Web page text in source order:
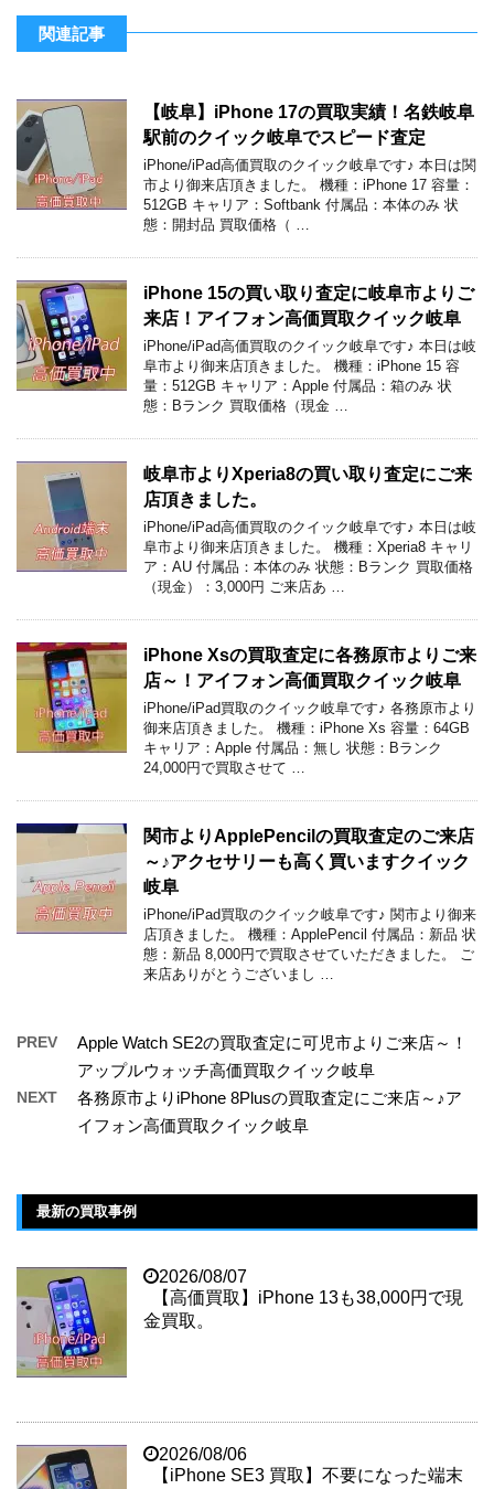
関連記事
【岐阜】iPhone 17の買取実績！名鉄岐阜
駅前のクイック岐阜でスピード査定
iPhone/iPad高価買取のクイック岐阜です♪ 本日は関
市より御来店頂きました。 機種：iPhone 17 容量：
512GB キャリア：Softbank 付属品：本体のみ 状
態：開封品 買取価格（ …
iPhone 15の買い取り査定に岐阜市よりご
来店！アイフォン高価買取クイック岐阜
iPhone/iPad高価買取のクイック岐阜です♪ 本日は岐
阜市より御来店頂きました。 機種：iPhone 15 容
量：512GB キャリア：Apple 付属品：箱のみ 状
態：Bランク 買取価格（現金 …
岐阜市よりXperia8の買い取り査定にご来
店頂きました。
iPhone/iPad高価買取のクイック岐阜です♪ 本日は岐
阜市より御来店頂きました。 機種：Xperia8 キャリ
ア：AU 付属品：本体のみ 状態：Bランク 買取価格
（現金）：3,000円 ご来店あ …
iPhone Xsの買取査定に各務原市よりご来
店～！アイフォン高価買取クイック岐阜
iPhone/iPad買取のクイック岐阜です♪ 各務原市より
御来店頂きました。 機種：iPhone Xs 容量：64GB
キャリア：Apple 付属品：無し 状態：Bランク
24,000円で買取させて …
関市よりApplePencilの買取査定のご来店
～♪アクセサリーも高く買いますクイック
岐阜
iPhone/iPad買取のクイック岐阜です♪ 関市より御来
店頂きました。 機種：ApplePencil 付属品：新品 状
態：新品 8,000円で買取させていただきました。 ご
来店ありがとうございまし …
PREV
Apple Watch SE2の買取査定に可児市よりご来店～！
アップルウォッチ高価買取クイック岐阜
NEXT
各務原市よりiPhone 8Plusの買取査定にご来店～♪ア
イフォン高価買取クイック岐阜
最新の買取事例
2026/08/07
【高価買取】iPhone 13も38,000円で現
金買取。
2026/08/06
【iPhone SE3 買取】不要になった端末